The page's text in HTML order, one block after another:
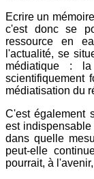
Ecrire un
c'est donc se
ressource en
l'actualité, se
médiatique :
scientifiquement
médiatisation du
C'est également
est
dans quelle
peut-elle
pourrait, à